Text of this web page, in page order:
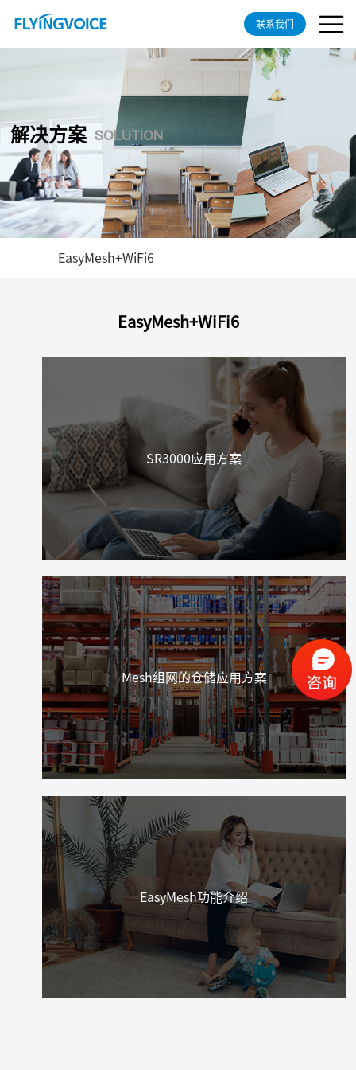
联系我们
解决方案 SOLUTION
EasyMesh+WiFi6
EasyMesh+WiFi6
SR3000应用方案
Mesh组网的仓储应用方案
EasyMesh功能介绍